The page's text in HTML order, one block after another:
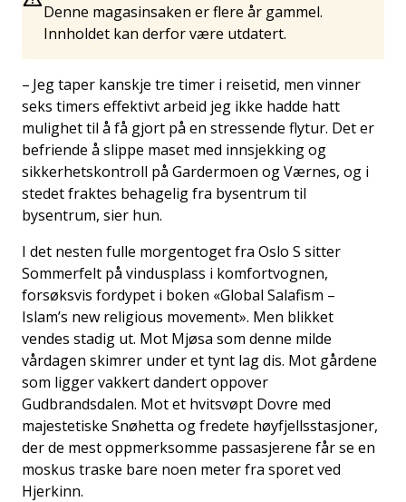
Denne magasinsaken er flere år gammel.
Innholdet kan derfor være utdatert.
– Jeg taper kanskje tre timer i reisetid, men vinner
seks timers effektivt arbeid jeg ikke hadde hatt
mulighet til å få gjort på en stressende flytur. Det er
befriende å slippe maset med innsjekking og
sikkerhetskontroll på Gardermoen og Værnes, og i
stedet fraktes behagelig fra bysentrum til
bysentrum, sier hun.
I det nesten fulle morgentoget fra Oslo S sitter
Sommerfelt på vindusplass i komfortvognen,
forsøksvis fordypet i boken «Global Salafism –
Islam’s new religious movement». Men blikket
vendes stadig ut. Mot Mjøsa som denne milde
vårdagen skimrer under et tynt lag dis. Mot gårdene
som ligger vakkert dandert oppover
Gudbrandsdalen. Mot et hvitsvøpt Dovre med
majestetiske Snøhetta og fredete høyfjellsstasjoner,
der de mest oppmerksomme passasjerene får se en
moskus traske bare noen meter fra sporet ved
Hjerkinn.